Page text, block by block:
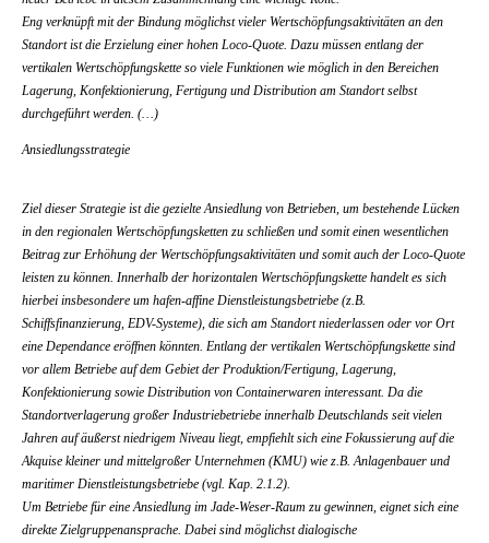
Eng verknüpft mit der Bindung möglichst vieler Wertschöpfungsaktivitäten an den
Standort ist die Erzielung einer hohen Loco-Quote. Dazu müssen entlang der
vertikalen Wertschöpfungskette so viele Funktionen wie möglich in den Bereichen
Lagerung, Konfektionierung, Fertigung und Distribution am Standort selbst
durchgeführt werden. (…)
Ansiedlungsstrategie
Ziel dieser Strategie ist die gezielte Ansiedlung von Betrieben, um bestehende Lücken
in den regionalen Wertschöpfungsketten zu schließen und somit einen wesentlichen
Beitrag zur Erhöhung der Wertschöpfungsaktivitäten und somit auch der Loco-Quote
leisten zu können. Innerhalb der horizontalen Wertschöpfungskette handelt es sich
hierbei insbesondere um hafen-affine Dienstleistungsbetriebe (z.B.
Schiffsfinanzierung, EDV-Systeme), die sich am Standort niederlassen oder vor Ort
eine Dependance eröffnen könnten. Entlang der vertikalen Wertschöpfungskette sind
vor allem Betriebe auf dem Gebiet der Produktion/Fertigung, Lagerung,
Konfektionierung sowie Distribution von Containerwaren interessant. Da die
Standortverlagerung großer Industriebetriebe innerhalb Deutschlands seit vielen
Jahren auf äußerst niedrigem Niveau liegt, empfiehlt sich eine Fokussierung auf die
Akquise kleiner und mittelgroßer Unternehmen (KMU) wie z.B. Anlagenbauer und
maritimer Dienstleistungsbetriebe (vgl. Kap. 2.1.2).
Um Betriebe für eine Ansiedlung im Jade-Weser-Raum zu gewinnen, eignet sich eine
direkte Zielgruppenansprache. Dabei sind möglichst dialogische